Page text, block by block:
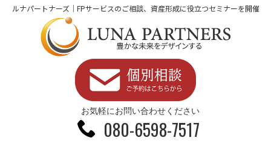
ルナパートナーズ｜FPサービスのご相談、資産形成に役立つセミナーを開催
お気軽にお問い合わせください
080-6598-7517